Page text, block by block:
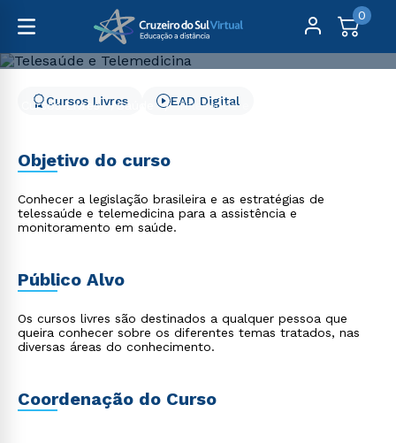
0
Cursos Livres Saúde Telesaúde e Telemedicina
Cursos Livres EAD Digital
Objetivo do curso
Conhecer a legislação brasileira e as estratégias de
telessaúde e telemedicina para a assistência e
monitoramento em saúde.
Público Alvo
Os cursos livres são destinados a qualquer pessoa que
queira conhecer sobre os diferentes temas tratados, nas
diversas áreas do conhecimento.
Coordenação do Curso